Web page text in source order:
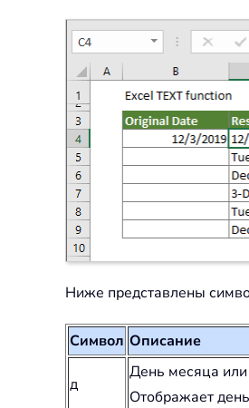
Ниже представлены
Символ Описание
д
День месяца
Отображает